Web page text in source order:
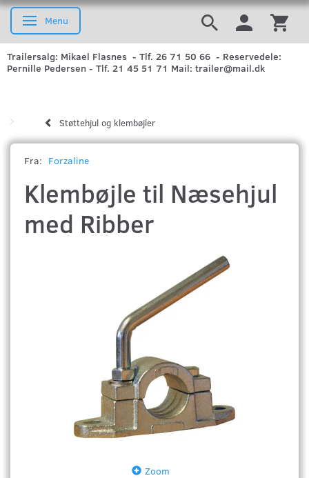
Skifte navigation
Menu
Trailersalg: Mikael Flasnes - Tlf. 26 71 50 66 - Reservedele:
Pernille Pedersen - Tlf. 21 45 51 71 Mail: trailer@mail.dk
Støttehjul og klembøjler
Fra: Forzaline
Klembøjle til Næsehjul
med Ribber
Zoom